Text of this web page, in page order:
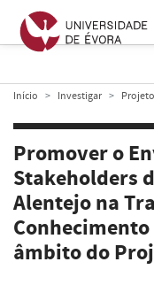
Início Investigar
Promover o
Stakeholders
Alentejo na
âmbito do